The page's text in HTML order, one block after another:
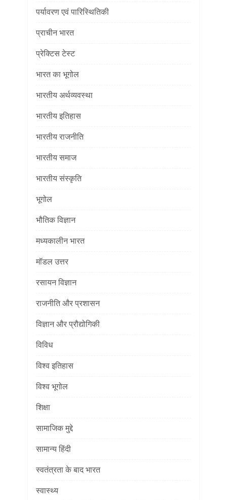
पर्यावरण एवं पारिस्थितिकी
प्राचीन भारत
प्रेक्टिस टेस्ट
भारत का भूगोल
भारतीय अर्थव्यवस्था
भारतीय इतिहास
भारतीय राजनीति
भारतीय समाज
भारतीय संस्कृति
भूगोल
भौतिक विज्ञान
मध्यकालीन भारत
मॉडल उत्तर
रसायन विज्ञान
राजनीति और प्रशासन
विज्ञान और प्रौद्योगिकी
विविध
विश्व इतिहास
विश्व भूगोल
शिक्षा
सामाजिक मुद्दे
सामान्य हिंदी
स्वतंत्रता के बाद भारत
स्वास्थ्य